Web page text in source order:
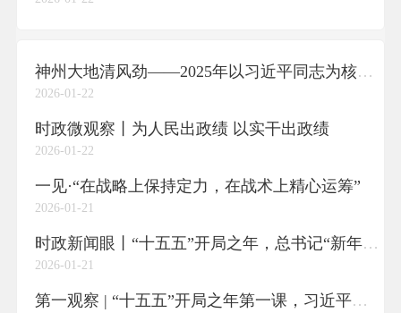
神州大地清风劲——2025年以习近平同志为核心的党中央贯彻执行中央八项规定、推进作风建设综述
2026-01-22
时政微观察丨为人民出政绩 以实干出政绩
2026-01-22
一见·“在战略上保持定力，在战术上精心运筹”
2026-01-21
时政新闻眼丨“十五五”开局之年，总书记“新年第一课”这样划重点
2026-01-21
第一观察 | “十五五”开局之年第一课，习近平总书记对全面深刻准确把握四中全会精神再部署